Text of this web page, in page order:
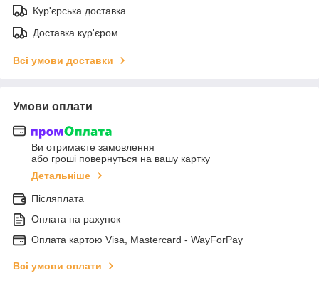
Кур'єрська доставка
Доставка кур'єром
Всі умови доставки
Умови оплати
Ви отримаєте замовлення
або гроші повернуться на вашу картку
Детальніше
Післяплата
Оплата на рахунок
Оплата картою Visa, Mastercard - WayForPay
Всі умови оплати